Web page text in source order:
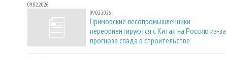
09.02.2026
09.02.2026
Приморские лесопромышленники
переориентируются с Китая на Россию из-за
прогноза спада в строительстве